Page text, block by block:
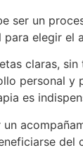
ser un
elegir
claras,
personal
es